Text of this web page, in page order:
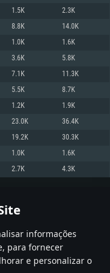
informações
para fornecer
e personalizar o
77XX / NVIDIA GeForce
AMD/Nvidia para Mac.
Metal.
recentes (não mais de 6
recentes com suporte
suportada: 720p.
recentes (não mais de 6
os drivers mais recentes
1.5K 2.3K
8.8K 14.0K
1.0K 1.6K
3.6K 5.8K
7.1K 11.3K
5.5K 8.7K
1.2K 1.9K
23.0K 36.4K
19.2K 30.3K
1.0K 1.6K
2.7K 4.3K